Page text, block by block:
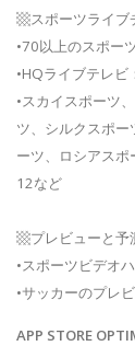
▩スポーツライブ
•70以上のスポー
•HQライブテレ
•スカイスポーツ
ツ、シルクスポ
ーツ、ロシアスポ
12など
▩プレビューと予
•スポーツビデオ
•サッカーのプレ
APP STORE